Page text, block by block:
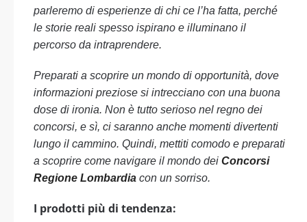
parleremo di esperienze di chi ce l’ha fatta, perché
le storie reali spesso ispirano e illuminano il
percorso da intraprendere.
Preparati a scoprire un mondo di opportunità, dove
informazioni preziose si intrecciano con una buona
dose di ironia. Non è tutto serioso nel regno dei
concorsi, e sì, ci saranno anche momenti divertenti
lungo il cammino. Quindi, mettiti comodo e preparati
a scoprire come navigare il mondo dei Concorsi
Regione Lombardia con un sorriso.
I prodotti più di tendenza: